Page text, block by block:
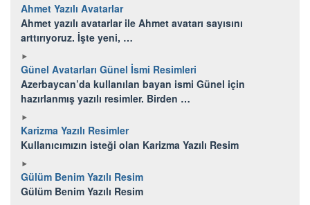
Ahmet Yazılı Avatarlar
Ahmet yazılı avatarlar ile Ahmet avatarı sayısını
arttırıyoruz. İşte yeni, …
Günel Avatarları Günel İsmi Resimleri
Azerbaycan’da kullanılan bayan ismi Günel için
hazırlanmış yazılı resimler. Birden …
Karizma Yazılı Resimler
Kullanıcımızın isteği olan Karizma Yazılı Resim
Gülüm Benim Yazılı Resim
Gülüm Benim Yazılı Resim